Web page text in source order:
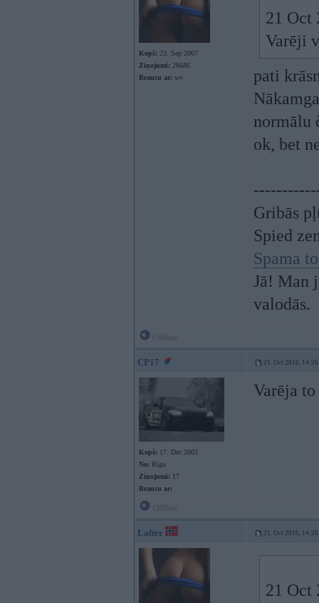
Kopš: 23. Sep 2007
Ziņojumi: 28686
Braucu ar: wv
21 Oct
Varēji
pati
normālu
ok, bet
Gribās
Spied
Spama
Jā! Man
valodās.
CP17 21. Oct 2016, 14:26
Kopš: 17. Dec 2002
No: Rīga
Ziņojumi: 17
Braucu ar:
Varēja
Lafter 21. Oct 2016, 14:26
21 Oct